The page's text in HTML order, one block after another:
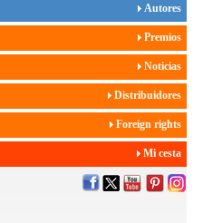
Autores
Premios
Noticias
Distribuidores
Foreign rights
Mi cesta